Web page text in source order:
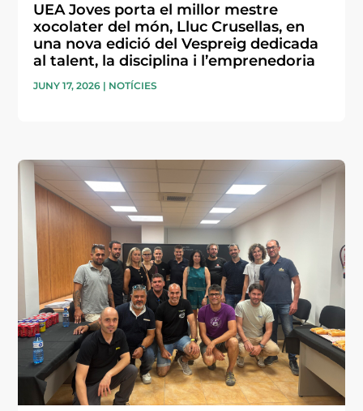
UEA Joves porta el millor mestre
xocolater del món, Lluc Crusellas, en
una nova edició del Vespreig dedicada
al talent, la disciplina i l’emprenedoria
JUNY 17, 2026 | NOTÍCIES